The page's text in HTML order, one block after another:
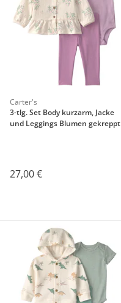
Carter's
3-tlg. Set Body kurzarm, Jacke
und Leggings Blumen gekreppt
27,00 €